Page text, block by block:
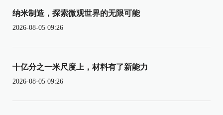
纳米制造，探索微观世界的无限可能
2026-08-05 09:26
十亿分之一米尺度上，材料有了新能力
2026-08-05 09:26